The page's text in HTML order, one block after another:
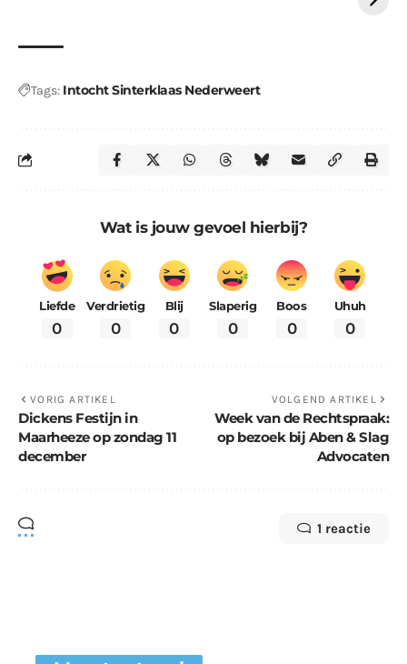
Tags: Intocht Sinterklaas Nederweert
Wat is jouw gevoel hierbij?
Liefde
0
Verdrietig
0
Blij
0
Slaperig
0
Boos
0
Uhuh
0
VORIG ARTIKEL
Dickens Festijn in
Maarheeze op zondag 11
december
VOLGEND ARTIKEL
Week van de Rechtspraak:
op bezoek bij Aben & Slag
Advocaten
1 reactie